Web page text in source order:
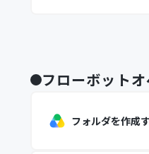
フローボット
フォルダを作成